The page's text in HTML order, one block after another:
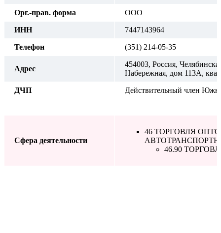
Орг.-прав. форма ООО
ИНН 7447143964
Телефон (351) 214-05-35
Адрес
454003, Россия,
Набережная, дом 113А,
ДЧП Действительный член
Сфера деятельности
46 ТОРГОВЛЯ
46.90